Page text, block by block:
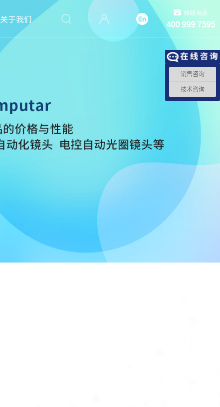
关于我们
热线电话
400 999 7595
销售咨询
技术咨询